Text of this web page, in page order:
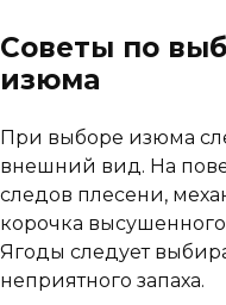
Советы по
изюма
При выборе изюма
внешний вид. На
следов плесени,
корочка
Ягоды следует
неприятного запаха.